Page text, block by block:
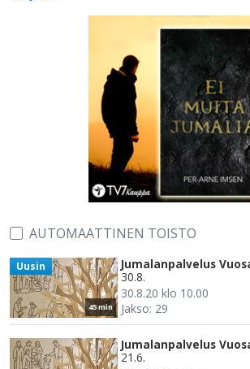
AUTOMAATTINEN TOISTO
45 min
Uusin Jumalanpalvelus
30.8.
30.8.20 klo 10.00
Jakso: 29
Jumalanpalvelus
21.6.